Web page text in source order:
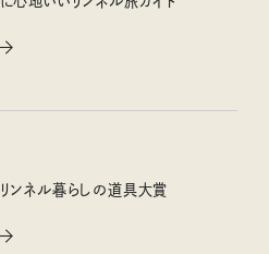
リンネル暮らしの道具大賞